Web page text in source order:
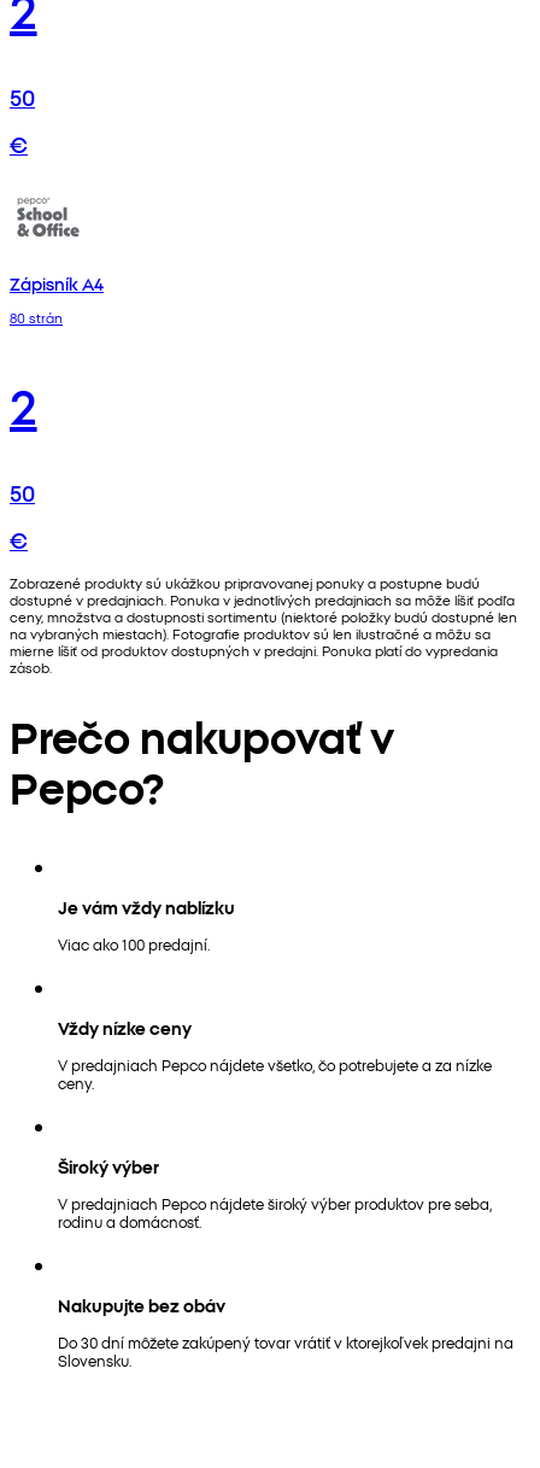
50
€
Zápisník A4
80 strán
2
50
€
Zobrazené produkty sú ukážkou pripravovanej ponuky a postupne budú
dostupné v predajniach. Ponuka v jednotlivých predajniach sa môže líšiť podľa
ceny, množstva a dostupnosti sortimentu (niektoré položky budú dostupné len
na vybraných miestach). Fotografie produktov sú len ilustračné a môžu sa
mierne líšiť od produktov dostupných v predajni. Ponuka platí do vypredania
zásob.
Prečo nakupovať v
Pepco?
Je vám vždy nablízku
Viac ako 100 predajní.
Vždy nízke ceny
V predajniach Pepco nájdete všetko, čo potrebujete a za nízke
ceny.
Široký výber
V predajniach Pepco nájdete široký výber produktov pre seba,
rodinu a domácnosť.
Nakupujte bez obáv
Do 30 dní môžete zakúpený tovar vrátiť v ktorejkoľvek predajni na
Slovensku.